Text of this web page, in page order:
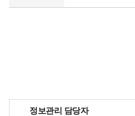
정보관리 담당자